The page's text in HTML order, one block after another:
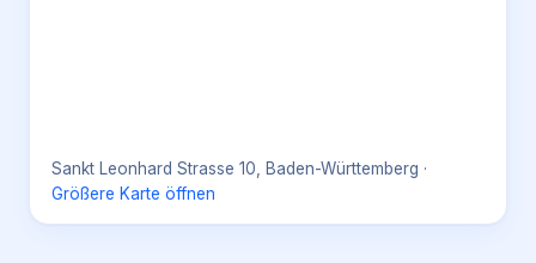
Sankt Leonhard Strasse 10, Baden-Württemberg ·
Größere Karte öffnen